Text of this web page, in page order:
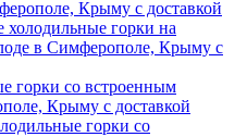
Крыму с доставкой
холодильные горки на
в Симферополе, Крыму с
горки со встроенным
Крыму с доставкой
горки со